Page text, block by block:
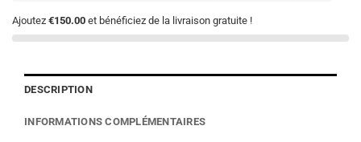
Ajoutez €150.00 et bénéficiez de la livraison gratuite !
DESCRIPTION
INFORMATIONS COMPLÉMENTAIRES